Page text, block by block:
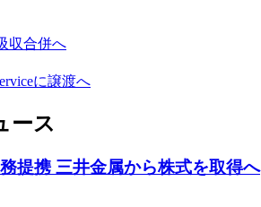
収合併へ
に譲渡へ
ース
提携 三井金属から株式を取得へ